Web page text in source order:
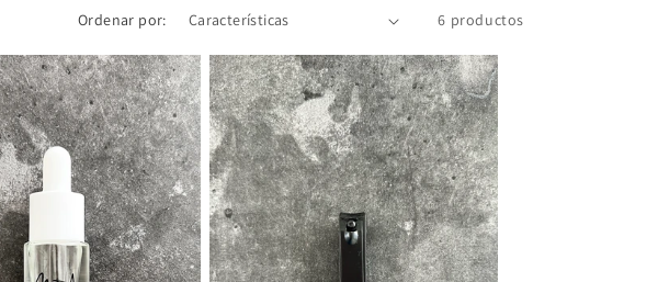
g
i
ó
n
Ordenar por: 6 productos